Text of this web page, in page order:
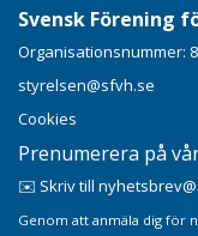
Svensk Förening
Organisationsnummer:
styrelsen@sfvh.se
Cookies
Prenumerera på
✉️ Skriv till
Genom att anmäla dig för